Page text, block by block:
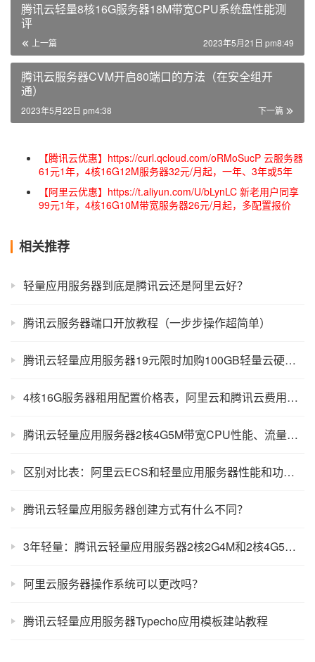
腾讯云轻量8核16G服务器18M带宽CPU系统盘性能测
评
上一篇 2023年5月21日 pm8:49
腾讯云服务器CVM开启80端口的方法（在安全组开
通）
下一篇
2023年5月22日 pm4:38
【腾讯云优惠】https://curl.qcloud.com/oRMoSucP 云服务器
61元1年，4核16G12M服务器32元/月起，一年、3年或5年
【阿里云优惠】https://t.aliyun.com/U/bLynLC 新老用户同享
99元1年，4核16G10M带宽服务器26元/月起，多配置报价
相关推荐
轻量应用服务器到底是腾讯云还是阿里云好？
腾讯云服务器端口开放教程（一步步操作超简单）
腾讯云轻量应用服务器19元限时加购100GB轻量云硬盘说明
4核16G服务器租用配置价格表，阿里云和腾讯云费用明细表
腾讯云轻量应用服务器2核4G5M带宽CPU性能、流量和系统盘测试
区别对比表：阿里云ECS和轻量应用服务器性能和功能差异
腾讯云轻量应用服务器创建方式有什么不同？
3年轻量：腾讯云轻量应用服务器2核2G4M和2核4G5M配置价格表
阿里云服务器操作系统可以更改吗？
腾讯云轻量应用服务器Typecho应用模板建站教程